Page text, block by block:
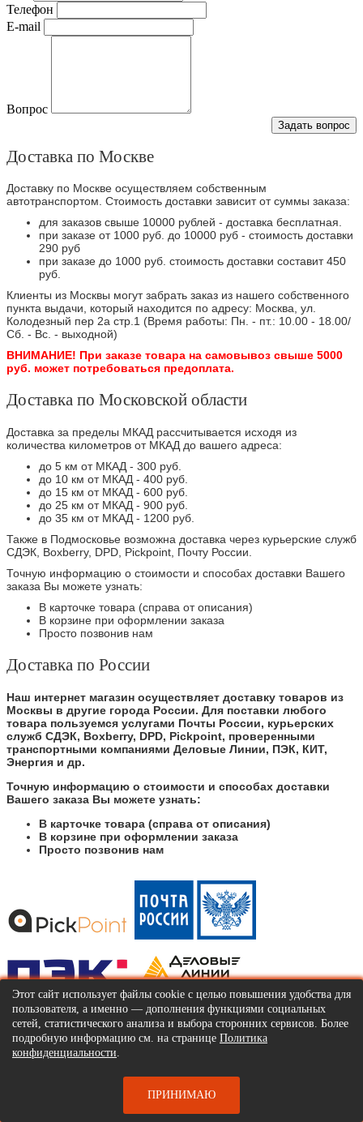
Телефон
E-mail
Вопрос
Задать вопрос
Доставка по Москве
Доставку по Москве осуществляем собственным
автотранспортом. Стоимость доставки зависит от суммы заказа:
для заказов свыше 10000 рублей - доставка бесплатная.
при заказе от 1000 руб. до 10000 руб - стоимость доставки
290 руб
при заказе до 1000 руб. стоимость доставки составит 450
руб.
Клиенты из Москвы могут забрать заказ из нашего собственного
пункта выдачи, который находится по адресу: Москва, ул.
Колодезный пер 2а стр.1 (Время работы: Пн. - пт.: 10.00 - 18.00/
Сб. - Вс. - выходной)
ВНИМАНИЕ! При заказе товара на самовывоз свыше 5000
руб. может потребоваться предоплата.
Доставка по Московской области
Доставка за пределы МКАД рассчитывается исходя из
количества километров от МКАД до вашего адреса:
до 5 км от МКАД - 300 руб.
до 10 км от МКАД - 400 руб.
до 15 км от МКАД - 600 руб.
до 25 км от МКАД - 900 руб.
до 35 км от МКАД - 1200 руб.
Также в Подмосковье возможна доставка через курьерские служб
СДЭК, Boxberry, DPD, Pickpoint, Почту России.
Точную информацию о стоимости и способах доставки Вашего
заказа Вы можете узнать:
В карточке товара (справа от описания)
В корзине при оформлении заказа
Просто позвонив нам
Доставка по России
Наш интернет магазин осуществляет доставку товаров из
Москвы в другие города России. Для поставки любого
товара пользуемся услугами Почты России, курьерских
служб СДЭК, Boxberry, DPD, Pickpoint, проверенными
транспортными компаниями Деловые Линии, ПЭК, КИТ,
Энергия и др.
Точную информацию о стоимости и способах доставки
Вашего заказа Вы можете узнать:
В карточке товара (справа от описания)
В корзине при оформлении заказа
Просто позвонив нам
Мы бережно упаковываем товар, чтобы исключить любую
возможность повреждения при перевозке и доставке.
В случае, если по какой-то неизвестной нам причине, товар
доставлен с повреждениями — вам не о чем беспокоиться,
не волнуйтесь, все заказы доставки застрахованы. Вам
транспортной компании, и в случае выявления любых
дефектов, указать их в акте доставки.
Этот сайт использует файлы cookie с целью повышения удобства для
пользователя, а именно — дополнения функциями социальных
сетей, статистического анализа и выбора сторонних сервисов. Более
подробную информацию см. на странице Политика
конфиденциальности.
ПРИНИМАЮ